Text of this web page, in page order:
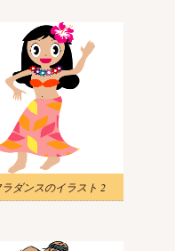
ラダンスのイラスト 2